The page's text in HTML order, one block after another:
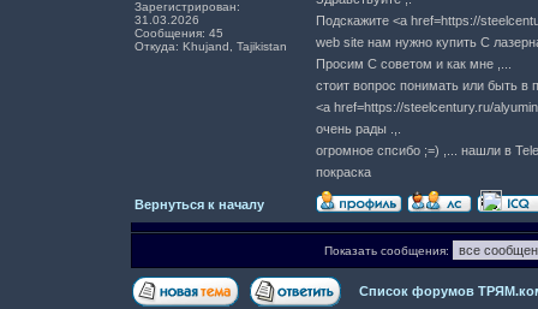
Зарегистрирован:
31.03.2026
Сообщения: 45
Откуда: Khujand, Tajikistan
Подскажите <a href=https://
web site нам нужно купить C
Просим C советом и как мне ,...
стоит вопрос понимать или быть в
<a href=https://steelcentury.ru/
очень рады .,.
огромное спсибо ;=) ,... нашли в
покраска
Вернуться к началу
Показать сообщения:
Список форумов